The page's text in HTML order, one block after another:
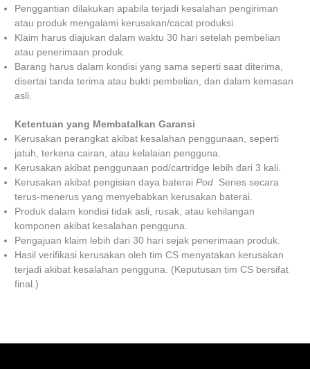
Penggantian dilakukan apabila terjadi kesalahan pengiriman
atau produk mengalami kerusakan/cacat produksi.
Klaim harus diajukan dalam waktu 30 hari setelah pembelian
atau penerimaan produk.
Barang harus dalam kondisi yang sama seperti saat diterima,
disertai tanda terima atau bukti pembelian, dan dalam kemasan
asli.
Ketentuan yang Membatalkan Garansi
Kerusakan perangkat akibat kesalahan penggunaan, seperti
jatuh, terkena cairan, atau kelalaian pengguna.
Kerusakan akibat penggunaan pod/cartridge lebih dari 3 kali.
Kerusakan akibat pengisian daya bateraiPod Series secara
terus-menerus yang menyebabkan kerusakan baterai.
Produk dalam kondisi tidak asli, rusak, atau kehilangan
komponen akibat kesalahan pengguna.
Pengajuan klaim lebih dari 30 hari sejak penerimaan produk.
Hasil verifikasi kerusakan oleh tim CS menyatakan kerusakan
terjadi akibat kesalahan pengguna. (Keputusan tim CS bersifat
final.)